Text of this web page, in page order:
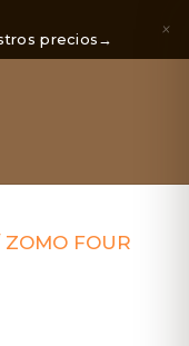
precios→ ×
FOUR